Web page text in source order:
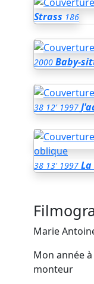
Strass 186
2000 Baby-
38 12' 1997
38 13' 1997
Marie
Mon année
monteur